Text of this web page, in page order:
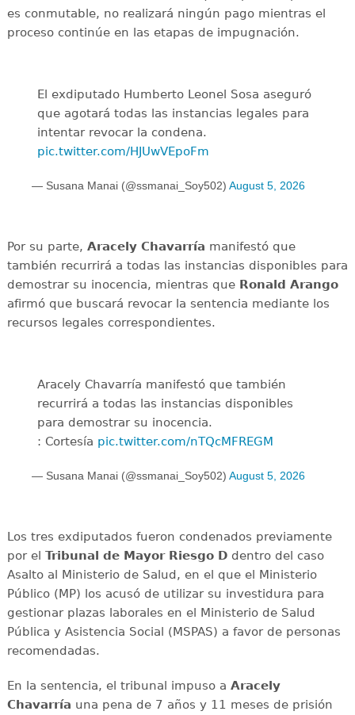
es conmutable, no realizará ningún pago mientras el
proceso continúe en las etapas de impugnación.
El exdiputado Humberto Leonel Sosa aseguró
que agotará todas las instancias legales para
intentar revocar la condena.
pic.twitter.com/HJUwVEpoFm
— Susana Manai (@ssmanai_Soy502) August 5, 2026
Por su parte, Aracely Chavarría manifestó que
también recurrirá a todas las instancias disponibles para
demostrar su inocencia, mientras que Ronald Arango
afirmó que buscará revocar la sentencia mediante los
recursos legales correspondientes.
Aracely Chavarría manifestó que también
recurrirá a todas las instancias disponibles
para demostrar su inocencia.
: Cortesía pic.twitter.com/nTQcMFREGM
— Susana Manai (@ssmanai_Soy502) August 5, 2026
Los tres exdiputados fueron condenados previamente
por el Tribunal de Mayor Riesgo Ddentro del caso
Asalto al Ministerio de Salud, en el que el Ministerio
Público (MP) los acusó de utilizar su investidura para
gestionar plazas laborales en el Ministerio de Salud
Pública y Asistencia Social (MSPAS) a favor de personas
recomendadas.
En la sentencia, el tribunal impuso a Aracely
Chavarría una pena de 7 años y 11 meses de prisión